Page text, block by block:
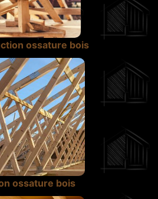
ossature bois
ossature bois